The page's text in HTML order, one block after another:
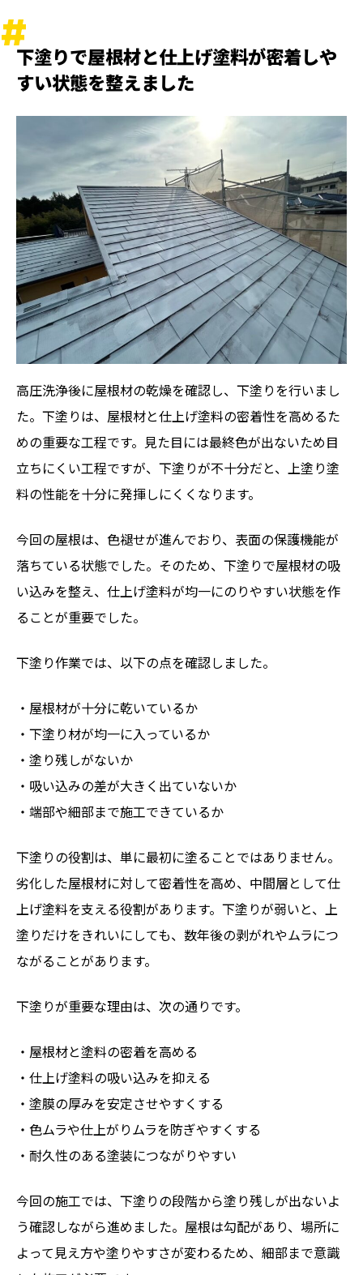
下塗りで屋根材と仕上げ塗料が密着しや
すい状態を整えました
高圧洗浄後に屋根材の乾燥を確認し、下塗りを行いまし
た。下塗りは、屋根材と仕上げ塗料の密着性を高めるた
めの重要な工程です。見た目には最終色が出ないため目
立ちにくい工程ですが、下塗りが不十分だと、上塗り塗
料の性能を十分に発揮しにくくなります。
今回の屋根は、色褪せが進んでおり、表面の保護機能が
落ちている状態でした。そのため、下塗りで屋根材の吸
い込みを整え、仕上げ塗料が均一にのりやすい状態を作
ることが重要でした。
下塗り作業では、以下の点を確認しました。
・屋根材が十分に乾いているか
・下塗り材が均一に入っているか
・塗り残しがないか
・吸い込みの差が大きく出ていないか
・端部や細部まで施工できているか
下塗りの役割は、単に最初に塗ることではありません。
劣化した屋根材に対して密着性を高め、中間層として仕
上げ塗料を支える役割があります。下塗りが弱いと、上
塗りだけをきれいにしても、数年後の剥がれやムラにつ
ながることがあります。
下塗りが重要な理由は、次の通りです。
・屋根材と塗料の密着を高める
・仕上げ塗料の吸い込みを抑える
・塗膜の厚みを安定させやすくする
・色ムラや仕上がりムラを防ぎやすくする
・耐久性のある塗装につながりやすい
今回の施工では、下塗りの段階から塗り残しが出ないよ
う確認しながら進めました。屋根は勾配があり、場所に
よって見え方や塗りやすさが変わるため、細部まで意識